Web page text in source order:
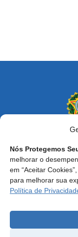
Nós Protegemos
melhorar o
em “Aceitar
para melhorar sua
Política de
Endereço: SCS,
9º Andar CEP
Central de